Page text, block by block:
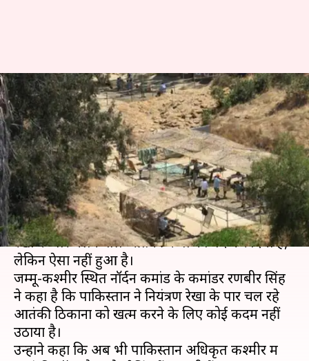
नॉर्दन कमांड के कमांडर बोले- LoC
पार जारी हैं आतंकी कैंप, पाकिस्तान
ने नहीं की कार्रवाई
लेखन प्रमोद कुमार Jul 11, 2019 03:30 pm
क्या है खबर?
कुछ दिन पहले खबरें आई थीं कि पाकिस्तान ने नियंत्रण
रेखा के पार चलने वाले आतंकी कैंपों को बंद कर दिया है,
लेकिन ऐसा नहीं हुआ है।
जम्मू-कश्मीर स्थित नॉर्दन कमांड के कमांडर रणबीर सिंह
ने कहा है कि पाकिस्तान ने नियंत्रण रेखा के पार चल रहे
आतंकी ठिकानों को खत्म करने के लिए कोई कदम नहीं
उठाया है।
उन्होंने कहा कि अब भी पाकिस्तान अधिकृत कश्मीर में